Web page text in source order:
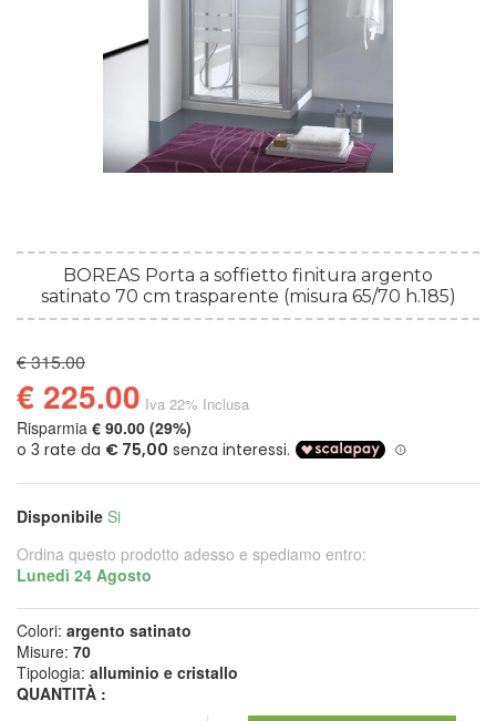
BOREAS Porta a soffietto finitura argento
satinato 70 cm trasparente (misura 65/70 h.185)
€ 315.00
€ 225.00 Iva 22% Inclusa
Risparmia € 90.00 (29%)
Disponibile Si
Ordina questo prodotto adesso e spediamo entro:
Lunedì 24 Agosto
Colori: argento satinato
Misure: 70
Tipologia: alluminio e cristallo
QUANTITÀ :